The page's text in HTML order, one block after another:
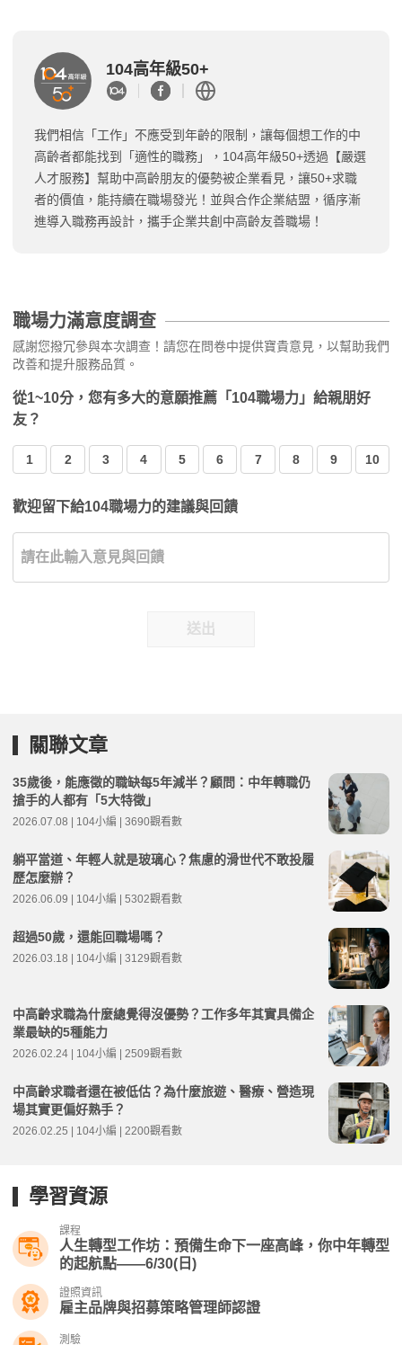
104高年級50+
我們相信「工作」不應受到年齡的限制，讓每個想工作的中
高齡者都能找到「適性的職務」，104高年級50+透過【嚴選
人才服務】幫助中高齡朋友的優勢被企業看見，讓50+求職
者的價值，能持續在職場發光！並與合作企業結盟，循序漸
進導入職務再設計，攜手企業共創中高齡友善職場！
職場力滿意度調查
感謝您撥冗參與本次調查！請您在問卷中提供寶貴意見，以幫助我們
改善和提升服務品質。
從1~10分，您有多大的意願推薦「104職場力」給親朋好
友？
1 2 3 4 5 6 7 8 9 10
歡迎留下給104職場力的建議與回饋
送出
關聯文章
35歲後，能應徵的職缺每5年減半？顧問：中年轉職仍
搶手的人都有「5大特徵」
2026.07.08 | 104小編 | 3690觀看數
躺平當道、年輕人就是玻璃心？焦慮的滑世代不敢投履
歷怎麼辦？
2026.06.09 | 104小編 | 5302觀看數
超過50歲，還能回職場嗎？
2026.03.18 | 104小編 | 3129觀看數
中高齡求職為什麼總覺得沒優勢？工作多年其實具備企
業最缺的5種能力
2026.02.24 | 104小編 | 2509觀看數
中高齡求職者還在被低估？為什麼旅遊、醫療、營造現
場其實更偏好熟手？
2026.02.25 | 104小編 | 2200觀看數
學習資源
課程
人生轉型工作坊：預備生命下一座高峰，你中年轉型
的起航點——6/30(日)
證照資訊
雇主品牌與招募策略管理師認證
測驗